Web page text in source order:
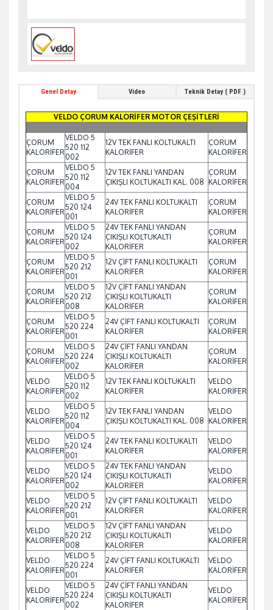
Genel Detay Video Teknik Detay ( PDF )
VELDO ÇORUM KALORİFER MOTOR ÇEŞİTLERİ
ÇORUM
KALORİFER
VELDO 5
520 112
002
12V TEK FANLI KOLTUKALTI
KALORİFER
ÇORUM
KALORİFER
ÇORUM
KALORİFER
VELDO 5
520 112
004
12V TEK FANLI YANDAN
ÇIKIŞLI KOLTUKALTI KAL. 008
ÇORUM
KALORİFER
ÇORUM
KALORİFER
VELDO 5
520 124
001
24V TEK FANLI KOLTUKALTI
KALORİFER
ÇORUM
KALORİFER
ÇORUM
KALORİFER
VELDO 5
520 124
002
24V TEK FANLI YANDAN
ÇIKIŞLI KOLTUKALTI
KALORİFER
ÇORUM
KALORİFER
ÇORUM
KALORİFER
VELDO 5
520 212
001
12V ÇİFT FANLI KOLTUKALTI
KALORİFER
ÇORUM
KALORİFER
ÇORUM
KALORİFER
VELDO 5
520 212
008
12V ÇİFT FANLI YANDAN
ÇIKIŞLI KOLTUKALTI
KALORİFER
ÇORUM
KALORİFER
ÇORUM
KALORİFER
VELDO 5
520 224
001
24V ÇİFT FANLI KOLTUKALTI
KALORİFER
ÇORUM
KALORİFER
ÇORUM
KALORİFER
VELDO 5
520 224
002
24V ÇİFT FANLI YANDAN
ÇIKIŞLI KOLTUKALTI
KALORİFER
ÇORUM
KALORİFER
VELDO
KALORİFER
VELDO 5
520 112
002
12V TEK FANLI KOLTUKALTI
KALORİFER
VELDO
KALORİFER
VELDO
KALORİFER
VELDO 5
520 112
004
12V TEK FANLI YANDAN
ÇIKIŞLI KOLTUKALTI KAL. 008
VELDO
KALORİFER
VELDO
KALORİFER
VELDO 5
520 124
001
24V TEK FANLI KOLTUKALTI
KALORİFER
VELDO
KALORİFER
VELDO
KALORİFER
VELDO 5
520 124
002
24V TEK FANLI YANDAN
ÇIKIŞLI KOLTUKALTI
KALORİFER
VELDO
KALORİFER
VELDO
KALORİFER
VELDO 5
520 212
001
12V ÇİFT FANLI KOLTUKALTI
KALORİFER
VELDO
KALORİFER
VELDO
KALORİFER
VELDO 5
520 212
008
12V ÇİFT FANLI YANDAN
ÇIKIŞLI KOLTUKALTI
KALORİFER
VELDO
KALORİFER
VELDO
KALORİFER
VELDO 5
520 224
001
24V ÇİFT FANLI KOLTUKALTI
KALORİFER
VELDO
KALORİFER
VELDO
KALORİFER
VELDO 5
520 224
002
24V ÇİFT FANLI YANDAN
ÇIKIŞLI KOLTUKALTI
KALORİFER
VELDO
KALORİFER